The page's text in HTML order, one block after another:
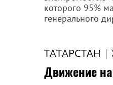
которого 95%
генерального
ТАТАРСТАН |
Движение